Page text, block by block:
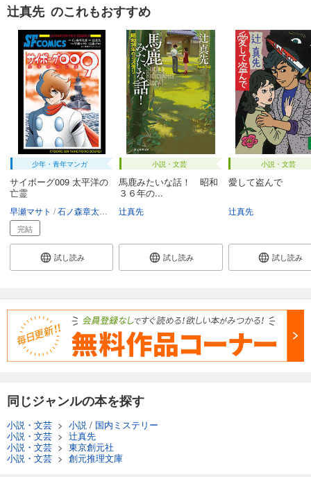
辻真先 のこれもおすすめ
少年・青年マンガ
サイボーグ009 太平洋の
亡霊
早瀬マサト 石ノ森章太郎 辻真先
完結
試し読み
小説・文芸
馬鹿みたいな話！ 昭和
３６年の...
辻真先
試し読み
小説・文芸
愛して盗んで
辻真先
試し読み
同じジャンルの本を探す
小説・文芸 > 小説 / 国内ミステリー
小説・文芸 > 辻真先
小説・文芸 > 東京創元社
小説・文芸 > 創元推理文庫